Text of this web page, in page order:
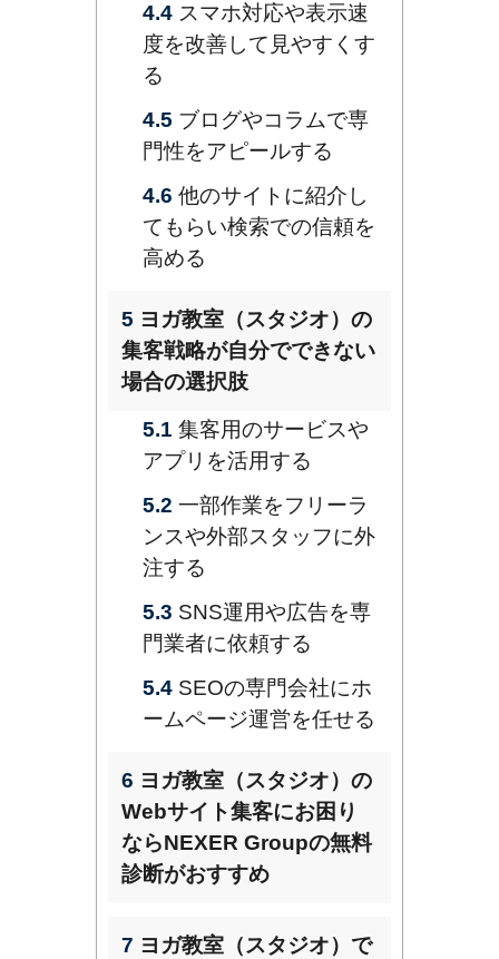
4.4 スマホ対応や表示速
度を改善して見やすくす
る
4.5 ブログやコラムで専
門性をアピールする
4.6 他のサイトに紹介し
てもらい検索での信頼を
高める
5 ヨガ教室（スタジオ）の
集客戦略が自分でできない
場合の選択肢
5.1 集客用のサービスや
アプリを活用する
5.2 一部作業をフリーラ
ンスや外部スタッフに外
注する
5.3 SNS運用や広告を専
門業者に依頼する
5.4 SEOの専門会社にホ
ームページ運営を任せる
6 ヨガ教室（スタジオ）の
Webサイト集客にお困り
ならNEXER Groupの無料
診断がおすすめ
7 ヨガ教室（スタジオ）で